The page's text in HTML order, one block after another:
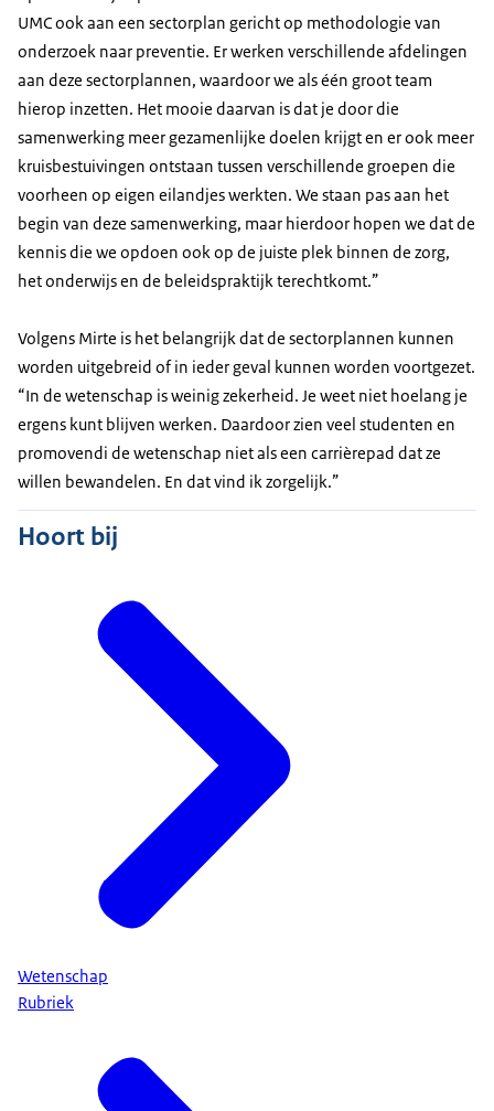
UMC ook aan een sectorplan gericht op methodologie van
onderzoek naar preventie. Er werken verschillende afdelingen
aan deze sectorplannen, waardoor we als één groot team
hierop inzetten. Het mooie daarvan is dat je door die
samenwerking meer gezamenlijke doelen krijgt en er ook meer
kruisbestuivingen ontstaan tussen verschillende groepen die
voorheen op eigen eilandjes werkten. We staan pas aan het
begin van deze samenwerking, maar hierdoor hopen we dat de
kennis die we opdoen ook op de juiste plek binnen de zorg,
het onderwijs en de beleidspraktijk terechtkomt.”
Volgens Mirte is het belangrijk dat de sectorplannen kunnen
worden uitgebreid of in ieder geval kunnen worden voortgezet.
“In de wetenschap is weinig zekerheid. Je weet niet hoelang je
ergens kunt blijven werken. Daardoor zien veel studenten en
promovendi de wetenschap niet als een carrièrepad dat ze
willen bewandelen. En dat vind ik zorgelijk.”
Hoort bij
Wetenschap
Rubriek